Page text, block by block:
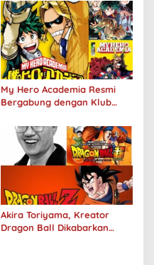
My Hero Academia Resmi
Bergabung dengan Klub
Akira Toriyama, Kreator
Dragon Ball Dikabarkan